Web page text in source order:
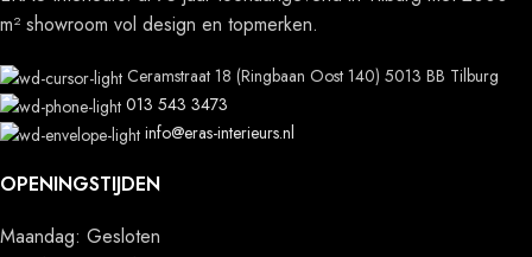
m² showroom vol design en topmerken.
Ceramstraat 18 (Ringbaan Oost 140) 5013 BB Tilburg
013 543 3473
info@eras-interieurs.nl
OPENINGSTIJDEN
Maandag: Gesloten